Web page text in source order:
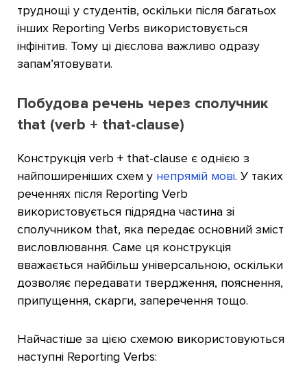
труднощі у студентів, оскільки після багатьох
інших Reporting Verbs використовується
інфінітив. Тому ці дієслова важливо одразу
запам’ятовувати.
Побудова речень через сполучник
that (verb + that-clause)
Конструкція verb + that-clause є однією з
найпоширеніших схем у непрямій мові. У таких
реченнях після Reporting Verb
використовується підрядна частина зі
сполучником that, яка передає основний зміст
висловлювання. Саме ця конструкція
вважається найбільш універсальною, оскільки
дозволяє передавати твердження, пояснення,
припущення, скарги, заперечення тощо.
Найчастіше за цією схемою використовуються
наступні Reporting Verbs: